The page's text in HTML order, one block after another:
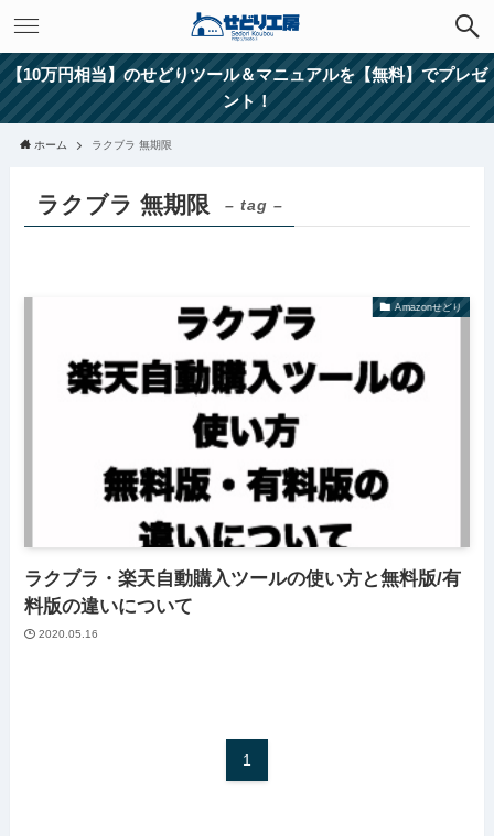
【10万円相当】のせどりツール＆マニュアルを【無料】でプレゼ
ント！
ホーム ラクブラ 無期限
ラクブラ 無期限 – tag –
Amazonせどり
ラクブラ・楽天自動購入ツールの使い方と無料版/有
料版の違いについて
2020.05.16
1